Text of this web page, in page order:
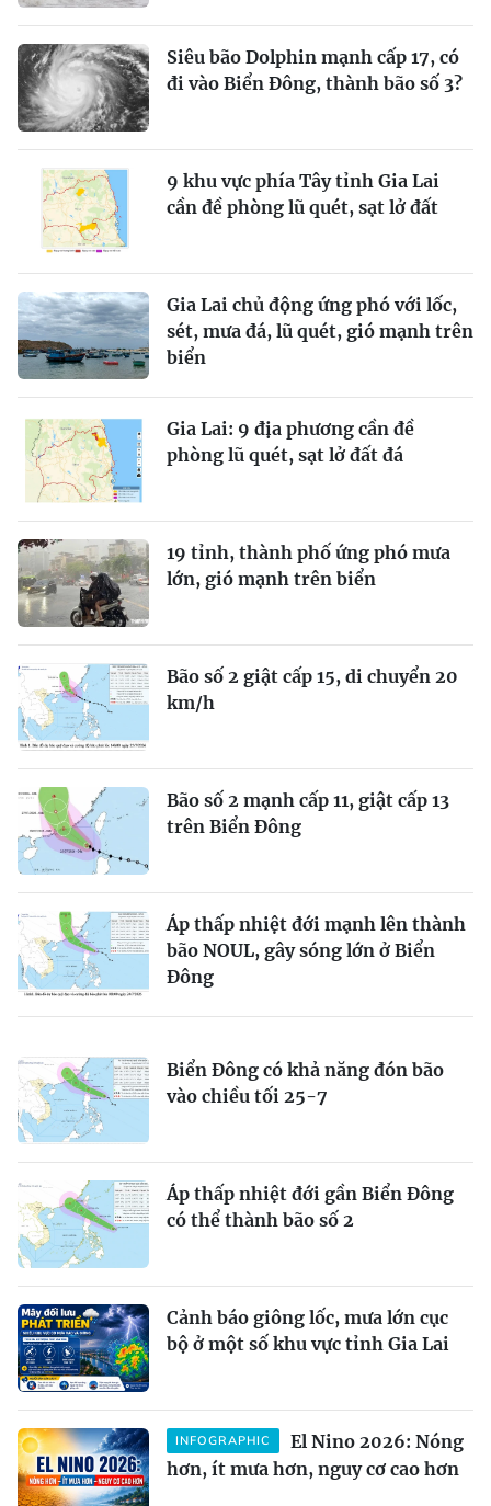
Siêu bão Dolphin mạnh cấp 17, có
đi vào Biển Đông, thành bão số 3?
9 khu vực phía Tây tỉnh Gia Lai
cần đề phòng lũ quét, sạt lở đất
Gia Lai chủ động ứng phó với lốc,
sét, mưa đá, lũ quét, gió mạnh trên
biển
Gia Lai: 9 địa phương cần đề
phòng lũ quét, sạt lở đất đá
19 tỉnh, thành phố ứng phó mưa
lớn, gió mạnh trên biển
Bão số 2 giật cấp 15, di chuyển 20
km/h
Bão số 2 mạnh cấp 11, giật cấp 13
trên Biển Đông
Áp thấp nhiệt đới mạnh lên thành
bão NOUL, gây sóng lớn ở Biển
Đông
Biển Đông có khả năng đón bão
vào chiều tối 25-7
Áp thấp nhiệt đới gần Biển Đông
có thể thành bão số 2
Cảnh báo giông lốc, mưa lớn cục
bộ ở một số khu vực tỉnh Gia Lai
INFOGRAPHIC
El Nino 2026: Nóng
hơn, ít mưa hơn, nguy cơ cao hơn